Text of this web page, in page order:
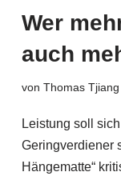
Wer
auch
von Thomas Tjiang
Leistung soll
Geringverdiener
Hängematte“